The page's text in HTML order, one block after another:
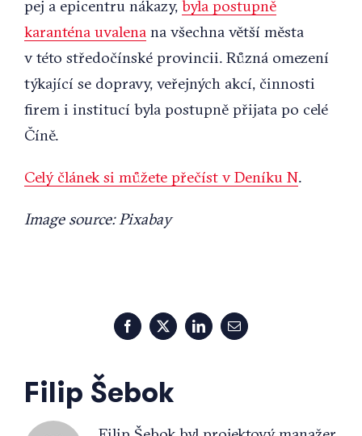
pej a epicentru nákazy, byla postupně
karanténa uvalena na všechna větší města
v této středočínské provincii. Různá omezení
týkající se dopravy, veřejných akcí, činnosti
firem i institucí byla postupně přijata po celé
Číně.
Celý článek si můžete přečíst v Deníku N.
Image source: Pixabay
Facebook
X LinkedInEmail
Filip Šebok